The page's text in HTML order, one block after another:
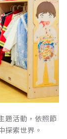
題活動，依照節
探索世界。